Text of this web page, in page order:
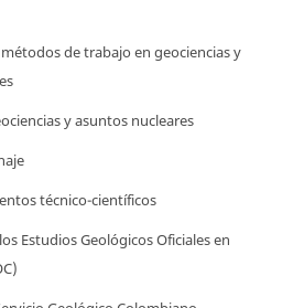
de trabajo en geociencias y
y asuntos nucleares
técnico-científicos
Estudios Geológicos Oficiales en